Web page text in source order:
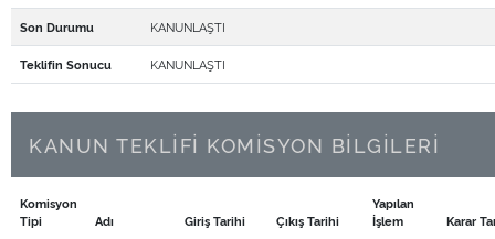
Son Durumu KANUNLAŞTI
Teklifin Sonucu KANUNLAŞTI
KANUN TEKLİFİ KOMİSYON BİLGİLERİ
Komisyon
Tipi
Adı Giriş Tarihi Çıkış Tarihi
Yapılan
İşlem
Karar